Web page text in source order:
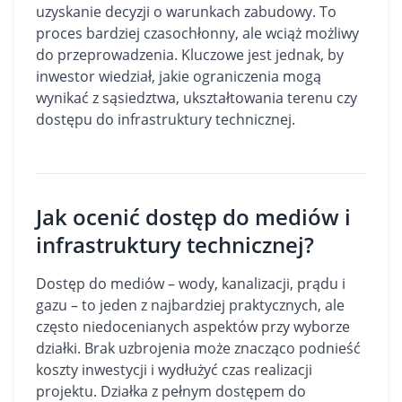
uzyskanie decyzji o warunkach zabudowy. To
proces bardziej czasochłonny, ale wciąż możliwy
do przeprowadzenia. Kluczowe jest jednak, by
inwestor wiedział, jakie ograniczenia mogą
wynikać z sąsiedztwa, ukształtowania terenu czy
dostępu do infrastruktury technicznej.
Jak ocenić dostęp do mediów i
infrastruktury technicznej?
Dostęp do mediów – wody, kanalizacji, prądu i
gazu – to jeden z najbardziej praktycznych, ale
często niedocenianych aspektów przy wyborze
działki. Brak uzbrojenia może znacząco podnieść
koszty inwestycji i wydłużyć czas realizacji
projektu. Działka z pełnym dostępem do